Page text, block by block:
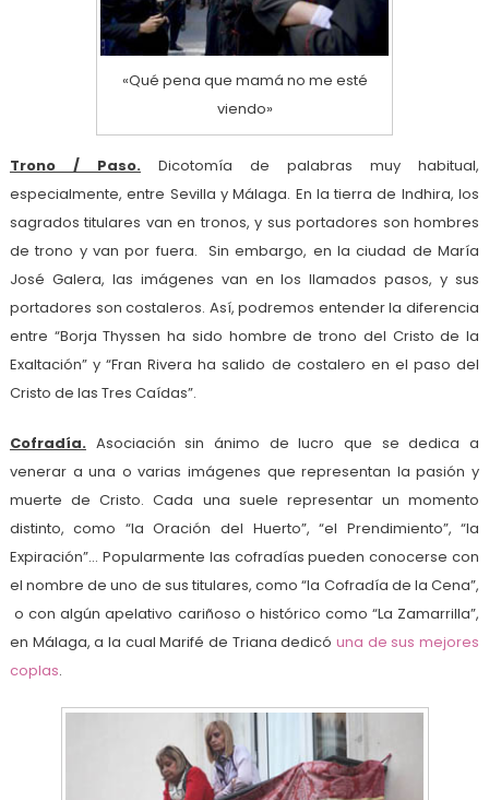
«Qué pena que mamá no me esté
viendo»
Trono / Paso.Dicotomía de palabras muy habitual,
especialmente, entre Sevilla y Málaga. En la tierra de Indhira, los
sagrados titulares van en tronos, y sus portadores son hombres
de trono y van por fuera. Sin embargo, en la ciudad de María
José Galera, las imágenes van en los llamados pasos, y sus
portadores son costaleros. Así, podremos entender la diferencia
entre “Borja Thyssen ha sido hombre de trono del Cristo de la
Exaltación” y “Fran Rivera ha salido de costalero en el paso del
Cristo de las Tres Caídas”.
Cofradía.Asociación sin ánimo de lucro que se dedica a
venerar a una o varias imágenes que representan la pasión y
muerte de Cristo. Cada una suele representar un momento
distinto, como “la Oración del Huerto”, “el Prendimiento”, “la
Expiración”… Popularmente las cofradías pueden conocerse con
el nombre de uno de sus titulares, como “la Cofradía de la Cena”,
o con algún apelativo cariñoso o histórico como “La Zamarrilla”,
en Málaga, a la cual Marifé de Triana dedicó una de sus mejores
coplas.